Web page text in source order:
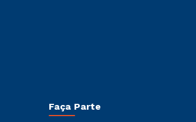
Faça Parte